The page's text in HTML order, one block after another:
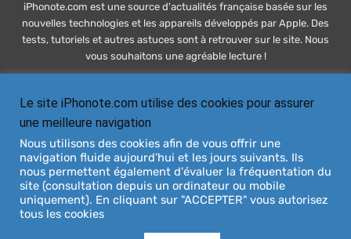
iPhonote.com est une source d'actualités française basée sur les
nouvelles technologies et les appareils développés par Apple. Des
tests, tutoriels et autres astuces sont à retrouver sur le site. Nous
vous souhaitons une agréable lecture !
À PROPOS
PUBLICITÉ / ADVERTISING
MENTIONS LÉGALES
Le site iPhonote.com utilise des cookies pour assurer
une meilleure navigation
Nous utilisons des cookies afin de vous offrir une
navigation fluide aujourd’hui et les jours suivants. Ils
nous permettent également d'évaluer la fréquentation du
site (consultation depuis un ordinateur ou mobile
uniquement). En cliquant sur "ACCEPTER" vous autorisez
tous les cookies